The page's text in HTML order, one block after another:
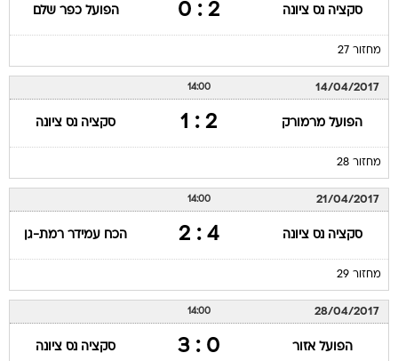
סקציה נס ציונה 2 : 0 הפועל כפר שלם
מחזור 27
14/04/2017
14:00
הפועל מרמורק 2 : 1 סקציה נס ציונה
מחזור 28
21/04/2017
14:00
סקציה נס ציונה 4 : 2 הכח עמידר רמת-גן
מחזור 29
28/04/2017
14:00
הפועל אזור 0 : 3 סקציה נס ציונה